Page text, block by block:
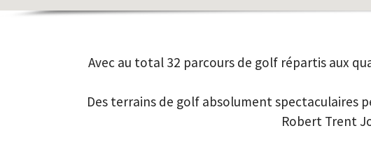
Avec au total 32 parcours de golf répartis aux
Des terrains de golf absolument spectaculaires
Robert Trent